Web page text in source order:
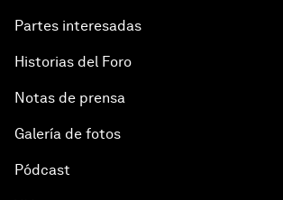
Partes interesadas
Historias del Foro
Notas de prensa
Galería de fotos
Pódcast